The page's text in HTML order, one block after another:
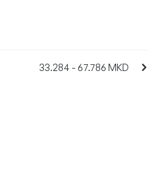
33.284 - 67.786 MKD